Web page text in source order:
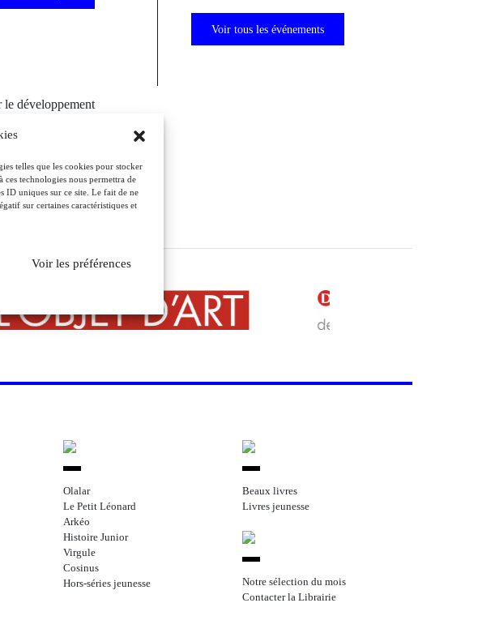
telles que les cookies pour stocker
technologies nous permettra de
ID uniques sur ce site. Le fait de ne
sur certaines caractéristiques et
Voir les préférences
développement
qu’il porte
Voir tous les événements
Olalar
Le Petit Léonard
Arkéo
Histoire Junior
Virgule
Cosinus
Hors-séries jeunesse
Beaux livres
Livres jeunesse
Notre sélection du mois
Contacter la Librairie